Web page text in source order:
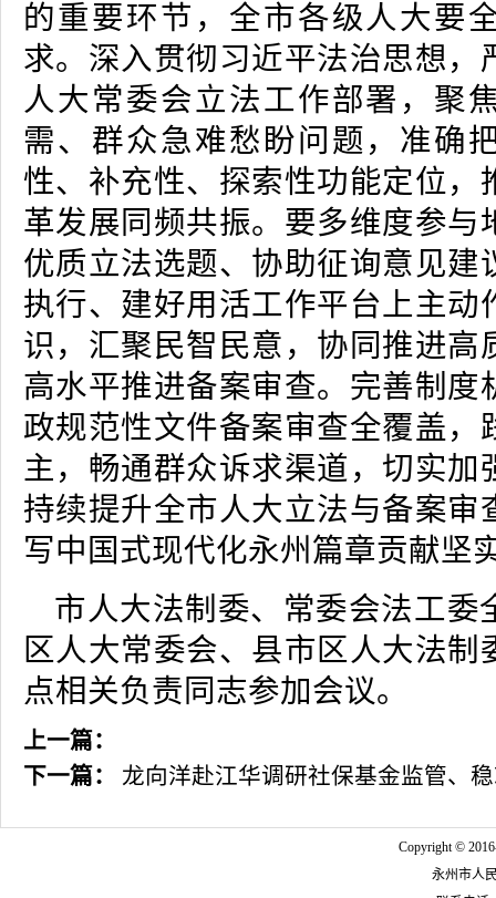
的重要环节，全市各级人大要
求。深入贯彻习近平法治思想，
人大常委会立法工作部署，聚
需、群众急难愁盼问题，准确
性、补充性、探索性功能定位，
革发展同频共振。要多维度参与
优质立法选题、协助征询意见建
执行、建好用活工作平台上主动
识，汇聚民智民意，协同推进高
高水平推进备案审查。完善制度
政规范性文件备案审查全覆盖，
主，畅通群众诉求渠道，切实加
持续提升全市人大立法与备案审
写中国式现代化永州篇章贡献坚
市人大法制委、常委会法工委
区人大常委会、县市区人大法制
点相关负责同志参加会议。
上一篇：
下一篇：
龙向洋赴江华调研社保基金监管、
Copyright ©
永州市人